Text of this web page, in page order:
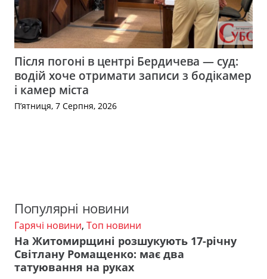
Після погоні в центрі Бердичева — суд:
водій хоче отримати записи з бодікамер
і камер міста
П’ятниця, 7 Серпня, 2026
Популярні новини
Гарячі новини, Топ новини
На Житомирщині розшукують 17-річну
Світлану Ромащенко: має два
татуювання на руках